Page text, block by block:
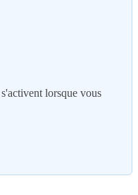
lorsque vous